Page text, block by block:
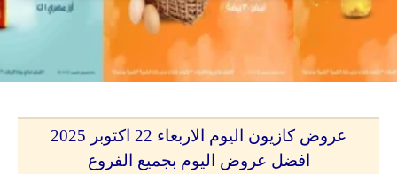
عروض كازيون اليوم الاربعاء 22 اكتوبر 2025
افضل عروض اليوم بجميع الفروع